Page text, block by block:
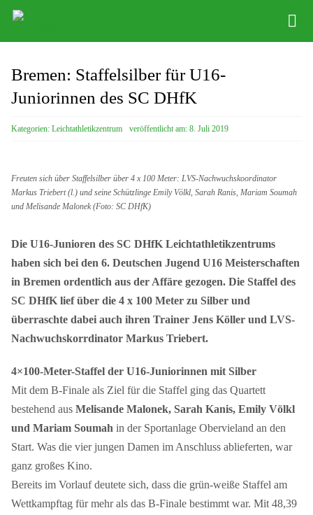
Zum
Leichathletikzentrum
Distance Team
Sponsoren
Bremen: Staffelsilber für U16-
Juniorinnen des SC DHfK
Kategorien: Leichtathletikzentrum veröffentlicht am: 8. Juli 2019
Freuten sich über Staffelsilber über 4 x 100 Meter: LVS-Nachwuchskoordinator
Markus Triebert (l.) und seine Schützlinge Emily Völkl, Sarah Ranis, Mariam Soumah
und Melisande Malonek (Foto: SC DHfK)
Die U16-Junioren des SC DHfK Leichtathletikzentrums
haben sich bei den 6. Deutschen Jugend U16 Meisterschaften
in Bremen ordentlich aus der Affäre gezogen. Die Staffel des
SC DHfK lief über die 4 x 100 Meter zu Silber und
überraschte dabei auch ihren Trainer Jens Köller und LVS-
Nachwuchskorrdinator Markus Triebert.
4×100-Meter-Staffel der U16-Juniorinnen mit Silber
Mit dem B-Finale als Ziel für die Staffel ging das Quartett
bestehend aus Melisande Malonek, Sarah Kanis, Emily Völkl
und Mariam Soumah in der Sportanlage Obervieland an den
Start. Was die vier jungen Damen im Anschluss ablieferten, war
ganz großes Kino.
Bereits im Vorlauf deutete sich, dass die grün-weiße Staffel am
Wettkampftag für mehr als das B-Finale bestimmt war. Mit 48,39